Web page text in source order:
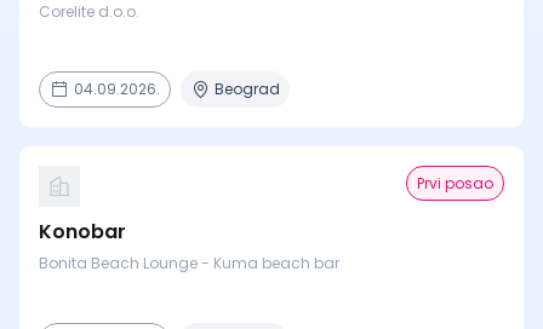
Corelite d.o.o.
04.09.2026. Beograd
Prvi posao
Konobar
Bonita Beach Lounge - Kuma beach bar